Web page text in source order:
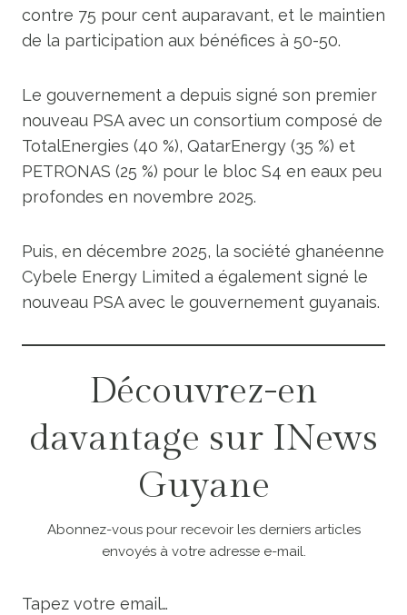
contre 75 pour cent auparavant, et le maintien
de la participation aux bénéfices à 50-50.
Le gouvernement a depuis signé son premier
nouveau PSA avec un consortium composé de
TotalEnergies (40 %), QatarEnergy (35 %) et
PETRONAS (25 %) pour le bloc S4 en eaux peu
profondes en novembre 2025.
Puis, en décembre 2025, la société ghanéenne
Cybele Energy Limited a également signé le
nouveau PSA avec le gouvernement guyanais.
Découvrez-en
davantage sur INews
Guyane
Abonnez-vous pour recevoir les derniers articles
envoyés à votre adresse e-mail.
Tapez votre email…